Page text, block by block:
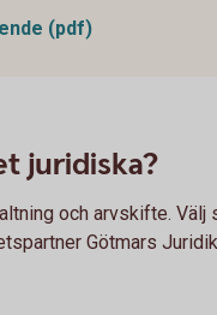
(pdf)
juridiska?
och arvskifte. Välj
Götmars